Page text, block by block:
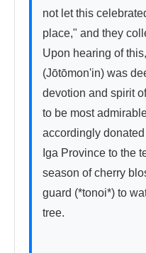
not let this
place," and they
Upon hearing of
(Jōtōmon'in) was
devotion and spirit
to be most
accordingly
Iga Province to the
season of cherry
guard (*tonoi*) to
tree.